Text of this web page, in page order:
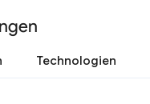
Technologien